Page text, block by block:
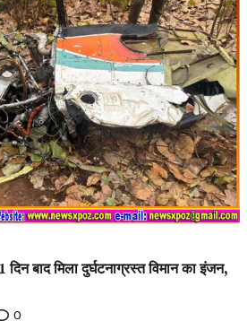
बाद मिला दुर्घटनाग्रस्त विमान का इंजन,
0